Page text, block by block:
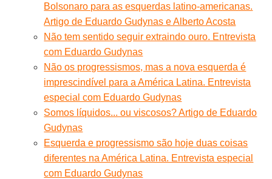
Bolsonaro para as esquerdas latino-americanas.
Artigo de Eduardo Gudynas e Alberto Acosta
Não tem sentido seguir extraindo ouro. Entrevista
com Eduardo Gudynas
Não os progressismos, mas a nova esquerda é
imprescindível para a América Latina. Entrevista
especial com Eduardo Gudynas
Somos líquidos... ou viscosos? Artigo de Eduardo
Gudynas
Esquerda e progressismo são hoje duas coisas
diferentes na América Latina. Entrevista especial
com Eduardo Gudynas